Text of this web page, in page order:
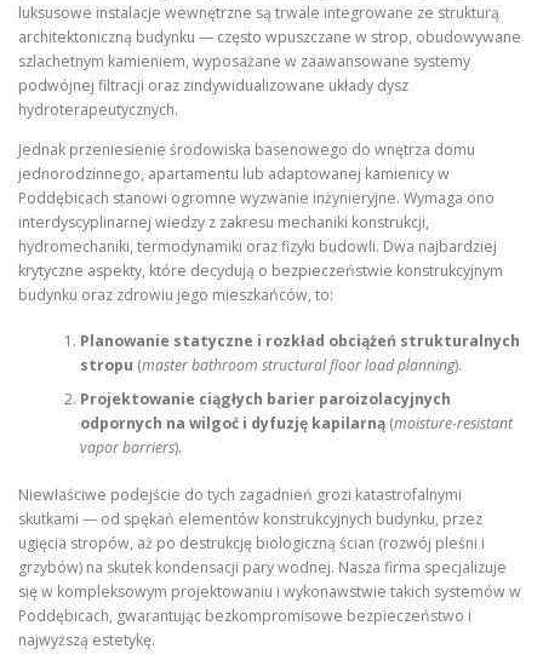
luksusowe instalacje wewnętrzne są trwale integrowane ze strukturą
architektoniczną budynku — często wpuszczane w strop, obudowywane
szlachetnym kamieniem, wyposażane w zaawansowane systemy
podwójnej filtracji oraz zindywidualizowane układy dysz
hydroterapeutycznych.
Jednak przeniesienie środowiska basenowego do wnętrza domu
jednorodzinnego, apartamentu lub adaptowanej kamienicy w
Poddębicach stanowi ogromne wyzwanie inżynieryjne. Wymaga ono
interdyscyplinarnej wiedzy z zakresu mechaniki konstrukcji,
hydromechaniki, termodynamiki oraz fizyki budowli. Dwa najbardziej
krytyczne aspekty, które decydują o bezpieczeństwie konstrukcyjnym
budynku oraz zdrowiu jego mieszkańców, to:
Planowanie statyczne i rozkład obciążeń strukturalnych
stropu (master bathroom structural floor load planning).
Projektowanie ciągłych barier paroizolacyjnych
odpornych na wilgoć i dyfuzję kapilarną(moisture-resistant
vapor barriers).
Niewłaściwe podejście do tych zagadnień grozi katastrofalnymi
skutkami — od spękań elementów konstrukcyjnych budynku, przez
ugięcia stropów, aż po destrukcję biologiczną ścian (rozwój pleśni i
grzybów) na skutek kondensacji pary wodnej. Nasza firma specjalizuje
się w kompleksowym projektowaniu i wykonawstwie takich systemów w
Poddębicach, gwarantując bezkompromisowe bezpieczeństwo i
najwyższą estetykę.